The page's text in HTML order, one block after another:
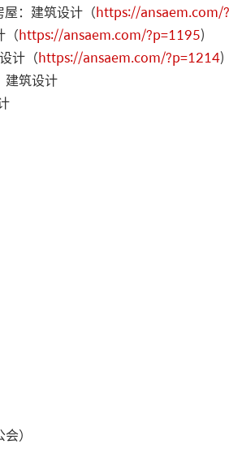
：建筑设计（https://ansaem.com/
（https://ansaem.com/?p=1195)
计（https://ansaem.com/?p=1214)
筑设计
）